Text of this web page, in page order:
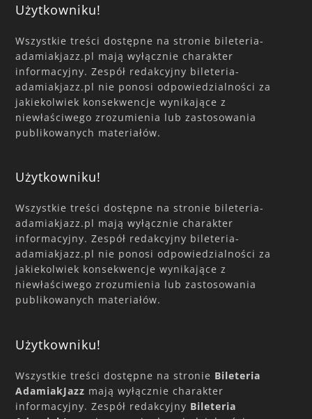
Użytkowniku!
Wszystkie treści dostępne na stronie bileteria-
adamiakjazz.pl mają wyłącznie charakter
informacyjny. Zespół redakcyjny bileteria-
adamiakjazz.pl nie ponosi odpowiedzialności za
jakiekolwiek konsekwencje wynikające z
niewłaściwego zrozumienia lub zastosowania
publikowanych materiałów.
Użytkowniku!
Wszystkie treści dostępne na stronie bileteria-
adamiakjazz.pl mają wyłącznie charakter
informacyjny. Zespół redakcyjny bileteria-
adamiakjazz.pl nie ponosi odpowiedzialności za
jakiekolwiek konsekwencje wynikające z
niewłaściwego zrozumienia lub zastosowania
publikowanych materiałów.
Użytkowniku!
Wszystkie treści dostępne na stronie Bileteria
AdamiakJazz mają wyłącznie charakter
informacyjny. Zespół redakcyjny Bileteria